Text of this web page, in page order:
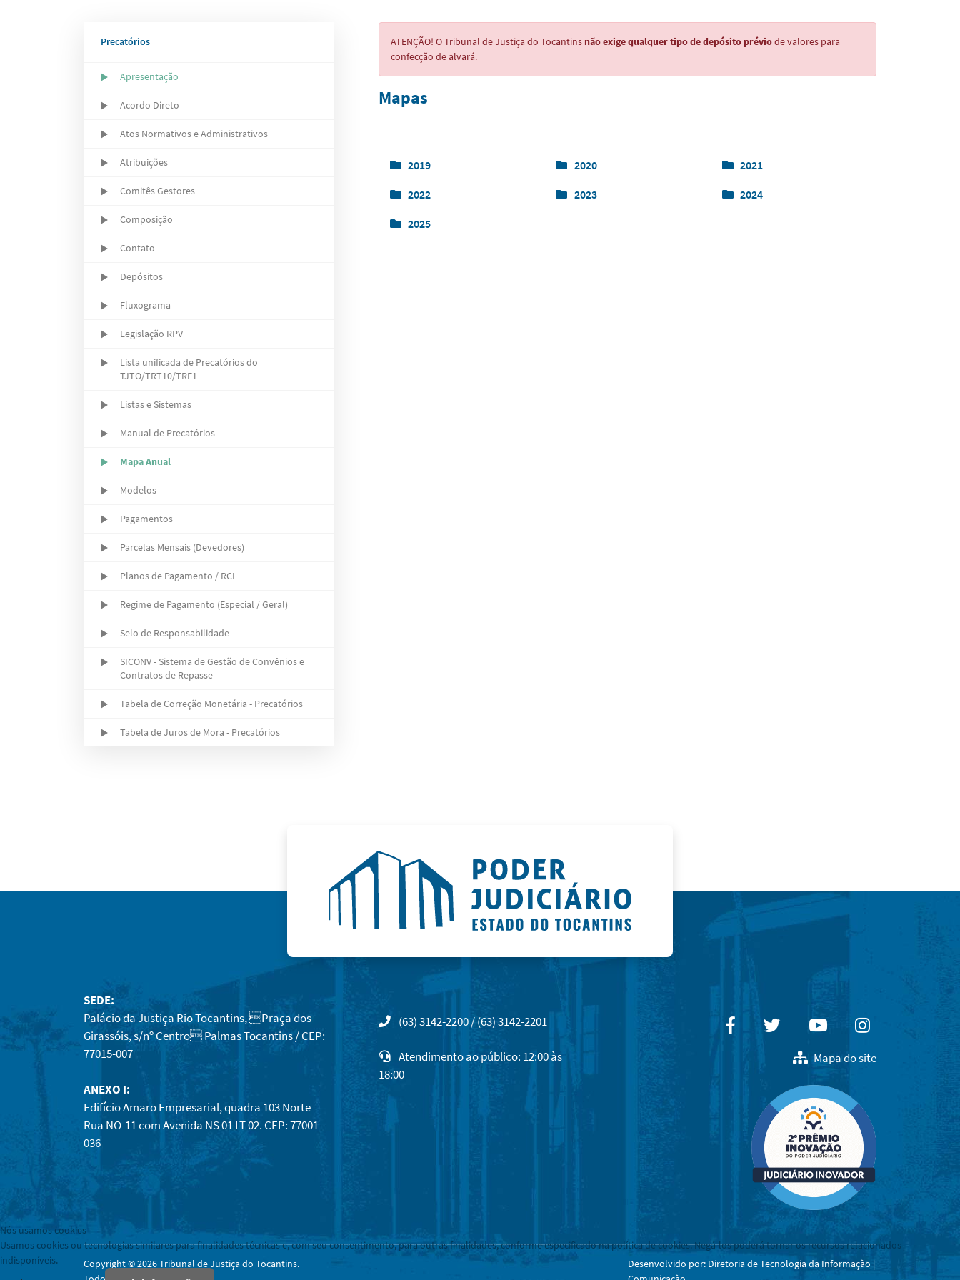
Precatórios
Apresentação
Acordo Direto
Atos Normativos e Administrativos
Atribuições
Comitês Gestores
Composição
Contato
Depósitos
Fluxograma
Legislação RPV
Lista unificada de Precatórios do
TJTO/TRT10/TRF1
Listas e Sistemas
Manual de Precatórios
Mapa Anual
Modelos
Pagamentos
Parcelas Mensais (Devedores)
Planos de Pagamento / RCL
Regime de Pagamento (Especial / Geral)
Selo de Responsabilidade
SICONV - Sistema de Gestão de Convênios e
Contratos de Repasse
Tabela de Correção Monetária - Precatórios
Tabela de Juros de Mora - Precatórios
ATENÇÃO! O Tribunal de Justiça do Tocantins não exige qualquer tipo de depósito préviode valores para
confecção de alvará.
Mapas
2019 2020 2021
2022 2023 2024
2025
SEDE:
Palácio da Justiça Rio Tocantins, Praça dos
Girassóis, s/nº Centro Palmas Tocantins / CEP:
77015-007
ANEXO I:
Edifício Amaro Empresarial, quadra 103 Norte
Rua NO-11 com Avenida NS 01 LT 02. CEP: 77001-
036
(63) 3142-2200 / (63) 3142-2201
Atendimento ao público: 12:00 às
18:00
FacebookTwitterYoutubeInstagram
Mapa do site
Copyright © 2026 Tribunal de Justiça do Tocantins.
Desenvolvido por: Diretoria de Tecnologia da Informação |
Nós usamos cookies
Usamos cookies ou tecnologias similares para finalidades técnicas e, com seu consentimento, para outras finalidades, conforme especificado na política de cookies. Negá-los poderá tornar os recursos relacionados
indisponíveis.